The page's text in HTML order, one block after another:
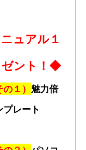
ュアル１
ゼント！◆
１） 魅力倍
レート